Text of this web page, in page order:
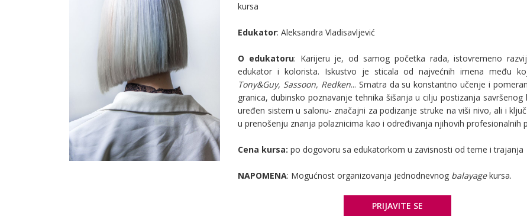
kursa
Edukator: Aleksandra Vladisavljević
O edukatoru: Karijeru je, od samog početka rada, istovremeno
edukator i kolorista. Iskustvo je sticala od najvećnih imena među
Tony&Guy, Sassoon, Redken... Smatra da su konstantno učenje i
granica, dubinsko poznavanje tehnika šišanja u cilju postizanja savršenog
uređen sistem u salonu- značajni za podizanje struke na viši nivo, ali i
u prenošenju znanja polaznicima kao i određivanja njihovih profesionalnih
Cena kursa: po dogovoru sa edukatorkom u zavisnosti od teme i trajanja
NAPOMENA: Mogućnost organizovanja jednodnevnog balayagekursa.
PRIJAVITE SE